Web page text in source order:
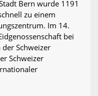
Bern wurde 1191
zu einem
Im 14.
bei
Schweizer
Schweizer